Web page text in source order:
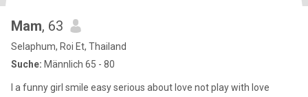
Mam, 63
Selaphum, Roi Et, Thailand
Suche: Männlich 65 - 80
I a funny girl smile easy serious about love not play with love